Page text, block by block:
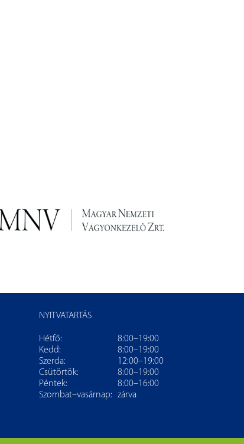
NYITVATARTÁS
Hétfő:
8:00–19:00
Kedd:
8:00–19:00
Szerda:
12:00–19:00
Csütörtök:
8:00–19:00
Péntek:
8:00–16:00
Szombat–vasárnap:
zárva